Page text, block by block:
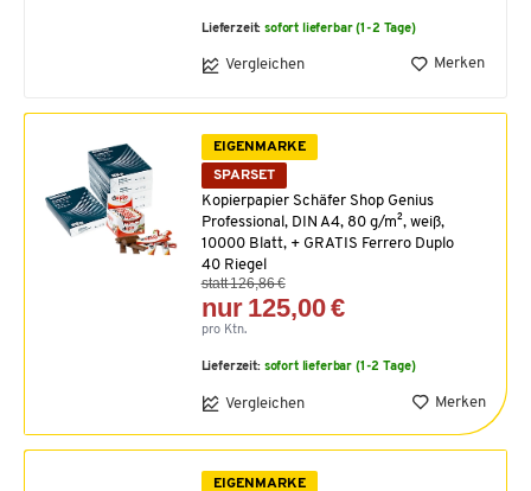
Lieferzeit:sofort lieferbar (1-2 Tage)
Vergleichen Merken
EIGENMARKE
SPARSET
Kopierpapier Schäfer Shop Genius
Professional, DIN A4, 80 g/m², weiß,
10000 Blatt, + GRATIS Ferrero Duplo
40 Riegel
statt 126,86 €
nur 125,00 €
pro Ktn.
Lieferzeit: sofort lieferbar (1-2 Tage)
Vergleichen Merken
EIGENMARKE